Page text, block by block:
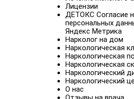
Лицензии
ДЕТОКС Согласие
персональных
Яндекс Метрика
Нарколог на дом
Наркологическая
Наркологическая
Наркологическая
Наркологический
Наркологический
О нас